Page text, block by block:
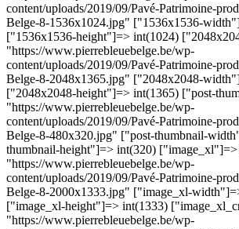
content/uploads/2019/09/Pavé-Patrimoine-
Belge-8-1536x1024.jpg" ["1536x1536-
["1536x1536-height"]=> int(1024)
"https://www.pierrebleuebelge.be/wp-
content/uploads/2019/09/Pavé-Patrimoine-
Belge-8-2048x1365.jpg" ["2048x2048-
["2048x2048-height"]=> int(1365) ["post-
"https://www.pierrebleuebelge.be/wp-
content/uploads/2019/09/Pavé-Patrimoine-
Belge-8-480x320.jpg" ["post-thumbnail-
thumbnail-height"]=> int(320) ["image_xl"]=>
"https://www.pierrebleuebelge.be/wp-
content/uploads/2019/09/Pavé-Patrimoine-
Belge-8-2000x1333.jpg" ["image_xl-
["image_xl-height"]=> int(1333)
"https://www.pierrebleuebelge.be/wp-